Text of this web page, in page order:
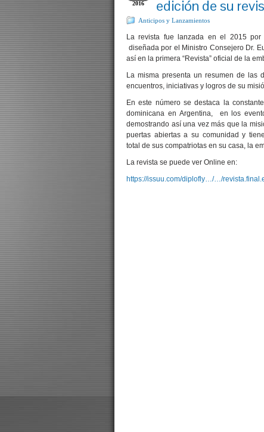
2016
edición de su
Anticipos y Lanzamientos
La revista fue lanzada en el 2015
diseñada por el Ministro Consejero Dr.
así en la primera “Revista” oficial de la
La misma presenta un resumen de las
encuentros, iniciativas y logros de su
En este número se destaca la
dominicana en Argentina, en los
demostrando así una vez más que la
puertas abiertas a su comunidad y
total de sus compatriotas en su casa, la
La revista se puede ver Online en:
https://issuu.com/diplofly…/…/